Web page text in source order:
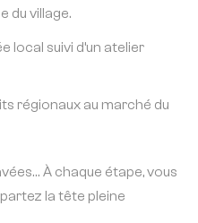
du village.
local suivi d’un atelier
régionaux au marché du
À chaque étape, vous
la tête pleine